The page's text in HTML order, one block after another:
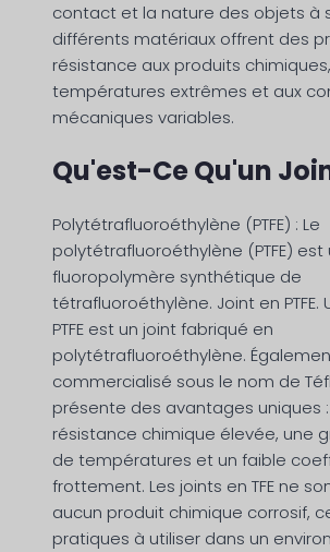
contact et la nature des objets à
différents matériaux offrent des
résistance aux produits
températures extrêmes et aux
mécaniques variables.
Qu'est-Ce Qu'un
Polytétrafluoroéthylène (PTFE) : Le
polytétrafluoroéthylène (PTFE) est
fluoropolymère synthétique de
tétrafluoroéthylène. Joint en PTFE.
PTFE est un joint fabriqué en
polytétrafluoroéthylène.
commercialisé sous le nom de
présente des avantages uniques
résistance chimique élevée, une
de températures et un faible
frottement. Les joints en TFE ne
aucun produit chimique corrosif,
pratiques à utiliser dans un